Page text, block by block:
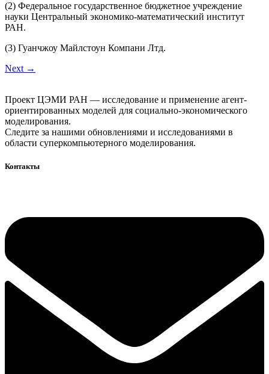
(2) Федеральное государственное бюджетное учреждение
науки Центральный экономико-математический институт
РАН.
(3) Гуанчжоу Майлстоун Компани Лтд.
Next →
Проект ЦЭМИ РАН — исследование и применение агент-
ориентированных моделей для социально-экономического
моделирования.
Следите за нашими обновлениями и исследованиями в
области суперкомпьютерного моделирования.
Контакты